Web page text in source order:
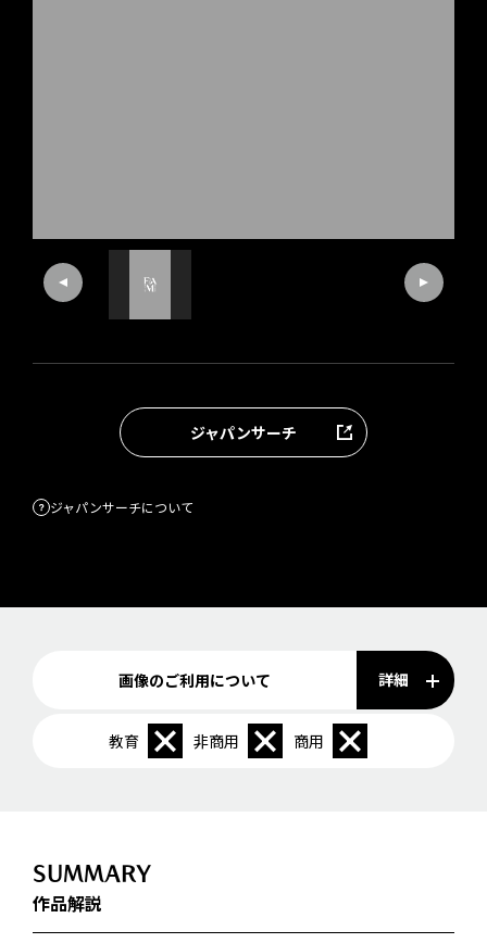
ジャパンサーチ
ジャパンサーチについて
画像のご利用について 詳細
教育 非商用 商用
SUMMARY
作品解説